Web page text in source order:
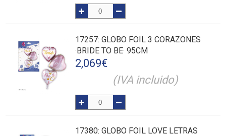
17257: GLOBO FOIL 3 CORAZONES
·BRIDE TO BE· 95CM
2,069€
(IVA incluido)
17380: GLOBO FOIL LOVE LETRAS